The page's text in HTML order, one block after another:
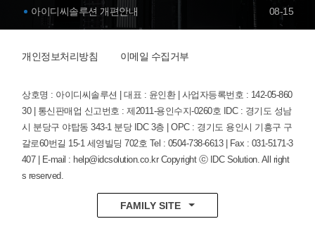
아이디씨솔루션 개편안내
08-15
개인정보처리방침 이메일 수집거부
상호명 : 아이디씨솔루션 | 대표 : 윤인환 | 사업자등록번호 : 142-05-860
30 | 통신판매업 신고번호 : 제2011-용인수지-0260호 IDC : 경기도 성남
시 분당구 야탑동 343-1 분당 IDC 3층 | OPC : 경기도 용인시 기흥구 구
갈로60번길 15-1 세영빌딩 702호 Tel : 0504-738-6613 | Fax : 031-5171-3
407 | E-mail : help@idcsolution.co.kr Copyright ⓒ IDC Solution. All right
s reserved.
FAMILY SITE